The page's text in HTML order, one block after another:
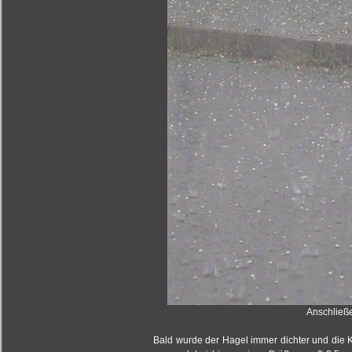
Bald wurde der Hagel immer dichter und die